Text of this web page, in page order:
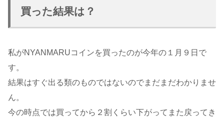
買った結果は？
私がNYANMARUコインを買ったのが今年の１月９日で
す。
結果はすぐ出る類のものではないのでまだまだわかりませ
ん。
今の時点では買ってから２割くらい下がってまた戻ってき